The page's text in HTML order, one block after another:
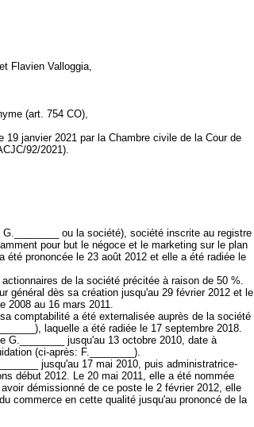
Flavien Valloggia,
(art. 754 CO),
janvier 2021 par la Chambre civile de la Cour de
92/2021).
ou la société), société inscrite au registre
pour but le négoce et le marketing sur le plan
prononcée le 23 août 2012 et elle a été radiée le
de la société précitée à raison de 50 %.
général dès sa création jusqu'au 29 février 2012 et le
2008 au 16 mars 2011.
comptabilité a été externalisée auprès de la société
laquelle a été radiée le 17 septembre 2018.
G.________ jusqu'au 13 octobre 2010, date à
(ci-après: F.________).
jusqu'au 17 mai 2010, puis administratrice-
début 2012. Le 20 mai 2011, elle a été nommée
démissionné de ce poste le 2 février 2012, elle
commerce en cette qualité jusqu'au prononcé de la